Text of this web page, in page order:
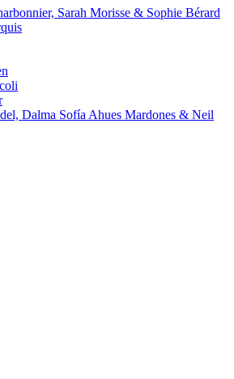
Sarah Morisse & Sophie Bérard
Dalma Sofía Ahues Mardones & Neil